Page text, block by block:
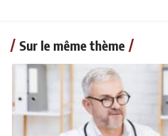
Sur le même thème